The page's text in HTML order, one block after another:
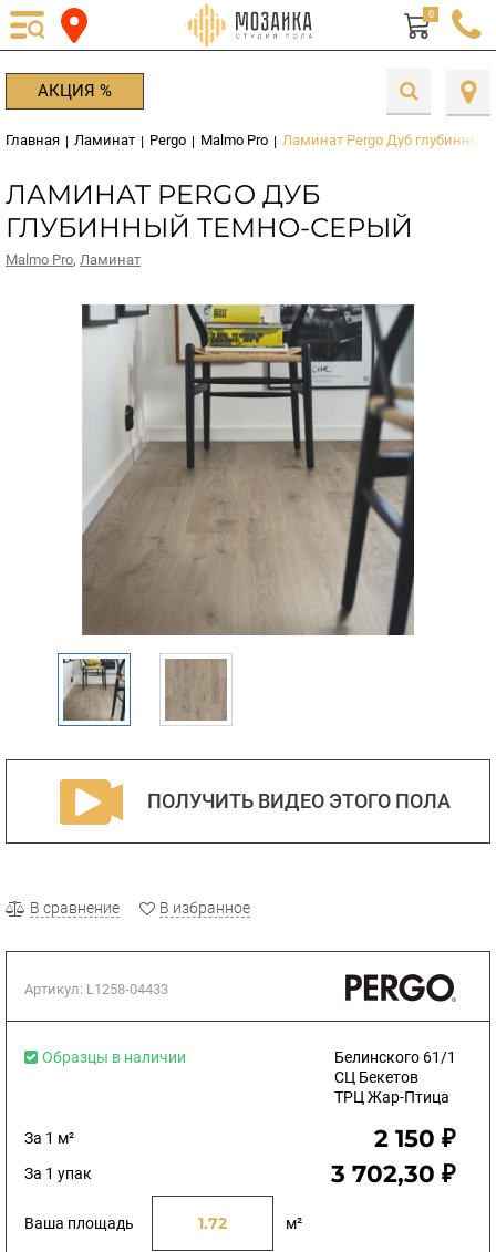
0
АКЦИЯ %
Главная | Ламинат | Pergo | Malmo Pro | Ламинат Pergo Дуб глубинный
ЛАМИНАТ PERGO ДУБ
ГЛУБИННЫЙ ТЕМНО-СЕРЫЙ
Malmo Pro, Ламинат
ПОЛУЧИТЬ ВИДЕО ЭТОГО ПОЛА
В сравнение В избранное
Артикул: L1258-04433
Образцы в наличии
Белинского 61/1
СЦ Бекетов
ТРЦ Жар-Птица
За 1 м² 2 150 ₽
За 1 упак 3 702,30 ₽
Ваша площадь м²